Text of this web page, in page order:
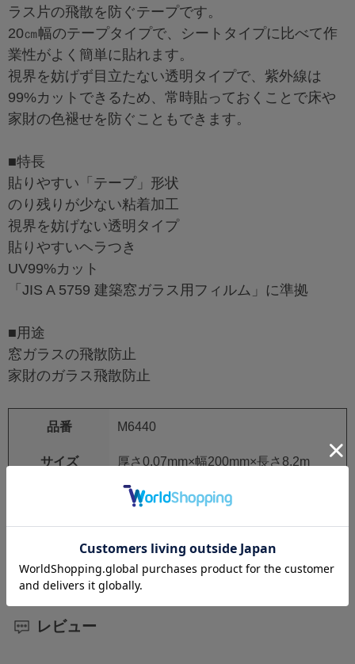
ラス片の飛散を防ぐテープです。
20㎝幅のテープタイプで、シートタイプに比べて作
業性がよく簡単に貼れます。
視界を妨げず目立たない透明タイプで、紫外線は
99%カットできるため、常時貼っておくことで床や
家財の色褪せを防ぐこともできます。
■特長
貼りやすい「テープ」形状
のり残りが少ない粘着加工
視界を妨げない透明タイプ
貼りやすいヘラつき
UV99%カット
「JIS A 5759 建築窓ガラス用フィルム」に準拠
■用途
窓ガラスの飛散防止
家財のガラス飛散防止
品番 M6440
サイズ 厚さ0.07mm×幅200mm×長さ8.2m
ポリエステル
レビュー